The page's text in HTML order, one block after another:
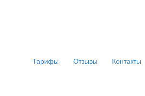
Тарифы Отзывы Контакты